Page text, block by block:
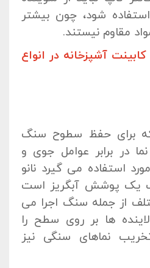
شود، چون بیشتر
مقاوم نیستند.
آشپزخانه در انواع
برای حفظ سطوح سنگ
در برابر عوامل جوی و
استفاده می گیرد نانو
یک پوشش آبگریز است
از جمله سنگ اجرا می
ها بر روی سطح را
نماهای سنگی نیز